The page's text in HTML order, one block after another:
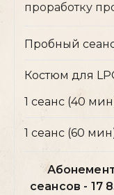
проработку
Пробный
Костюм для
1 сеанс (40
1 сеанс (60
сеансов - 17